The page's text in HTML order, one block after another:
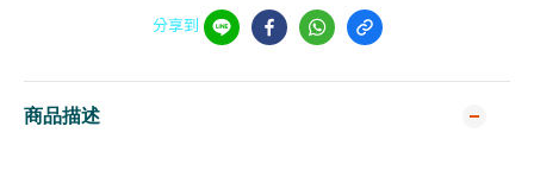
分享到
商品描述